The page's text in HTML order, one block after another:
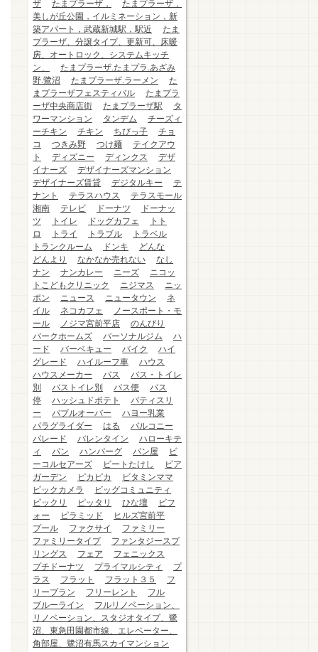
ザ
たまプラーザ，
たまプラーザ，
美しが丘公園，イルミネーション，新
築アパート，武蔵新城駅，駅近
たま
プラーザ、分譲タイプ、更新可、床暖
房、オートロック、システムキッチ
ン、
たまプラーザ.たまプラ.あざみ
野.鷺沼
たまプラーザ.ラーメン
た
まプラーザフェスティバル
たまプラ
ーザ中央商店街
たまプラーザ駅
タ
ワーマンション
タンデム
チーズィ
ーチキン
チキン ちびっ子
チョ
コ
つきみ野 つけ麺
テイクアウ
ト
ディズニー ディンクス
デザ
イナーズ
デザイナーズマンション
デザイナーズ賃貸
デジタルキー
テ
ナント
テラスハウス
テラスモール
湘南
テレビ ドーナツ
ドーナッ
ツ
トイレ ドッグカフェ
トト
ロ
トライ トラブル
トラベル
トランクルーム
ドンキ
どんな
どんより
なかなか売れない
なし
ナン
ナンカレー ニーズ
ニコッ
トこどもクリニック
ニジマス
ニッ
ポン
ニュース ニュータウン
ネ
イル
ネコカフェ
ノースポート・モ
ール
ノジマ宮前平店
のんびり
パークホームズ
パーソナルジム
ハ
ード
バーベキュー バイク
ハイ
グレード
ハイルーフ車
ハウス
ハウスメーカー
バス
バス・トイレ
別
バストイレ別 バス便
バス
停
ハッシュドポテト
パティスリ
ー
バブルオーバー
ハヨー乳業
パラグライダー
はる
バルコニー
パレード
バレンタイン
ハローキテ
ィ
パン ハンバーグ パン屋
ビ
ーコルセアーズ
ビートたけし
ビア
ガーデン
ピカピカ
ビタミンママ
ビックカメラ
ビッグコミュニティ
ビックリ
ピッタリ ひな壇
ビフ
ォー
ピラミッド
ヒルズ宮前平
プール
ファクサイ
ファミリー
ファミリータイプ
ファンタジースプ
リングス
フェア
フェニックス
プチドーナツ
プライマルシティ
プ
ラス
フラット フラット３５
フ
リープラン
フリーレント
フル
ブルーライン
フルリノベーション、
リノベーション、スタジオタイプ、鷺
沼、東急田園都市線、エレベーター、
角部屋、鷺沼有馬スカイマンション